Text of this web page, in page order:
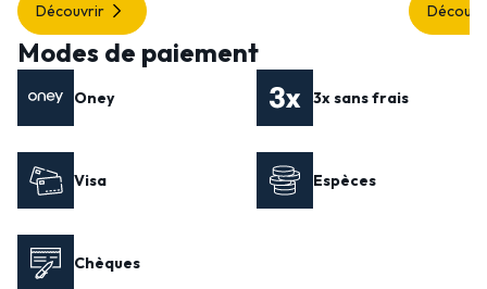
Découvrir
Modes de paiement
Oney 3x sans frais
Visa Espèces
Chèques